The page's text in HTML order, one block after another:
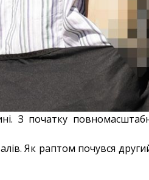
З початку
Як раптом почувся